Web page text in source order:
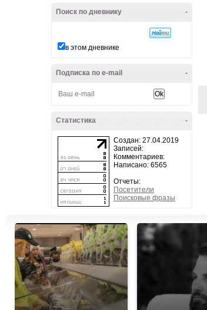
-
Поиск по дневнику
в этом дневнике
-
Подписка по e-mail
-
Статистика
Создан: 27.04.2019
Записей:
Комментариев:
Написано: 6565
Отчеты:
Посетители
Поисковые фразы